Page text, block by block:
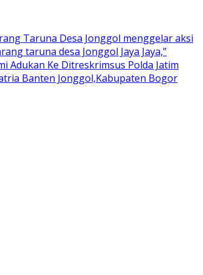
Taruna Desa Jonggol menggelar aksi
taruna desa Jonggol Jaya Jaya,”
Adukan Ke Ditreskrimsus Polda Jatim
Banten Jonggol,Kabupaten Bogor